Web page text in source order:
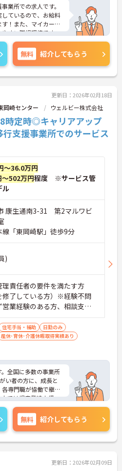
業所での求人です。
ているので、お給料
！また、マイカー通
すい職場環境です。
ポイントなど、さら
軽にご相談くださ
無料 紹介してもらう
更新日：2026年02月18日
岡崎センター ウェルビー株式会社
時定時◎キャリアアップ
支援事業所でのサービス
～36.0万円
502万円程度 ※サービス管
ル
康生通南3-31 第2マルワビ
「東岡崎駅」徒歩9分
)
責任者の要件を満たす方
修了している方）※経験不問
業経験のある方、相談支
経験がある方歓迎
住宅手当・補助
日勤のみ
産休･育休･介護休暇取得実績あり
全国に多数の事業所
い者の方に、成長と
専門職が恊働で継続
では児童発達支援、
ており安定感も抜群
イントなど、さらに
気軽にご相談くださ
無料 紹介してもらう
更新日：2026年02月09日